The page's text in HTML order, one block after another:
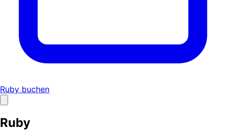
Ruby buchen
Ruby